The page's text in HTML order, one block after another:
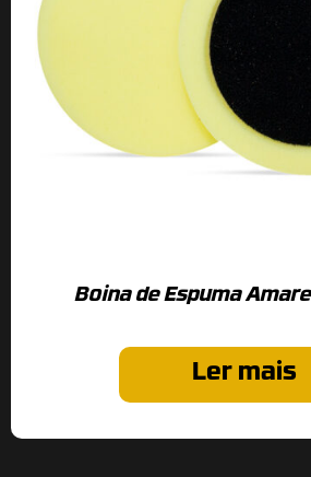
Boina de Espuma
Ler mais